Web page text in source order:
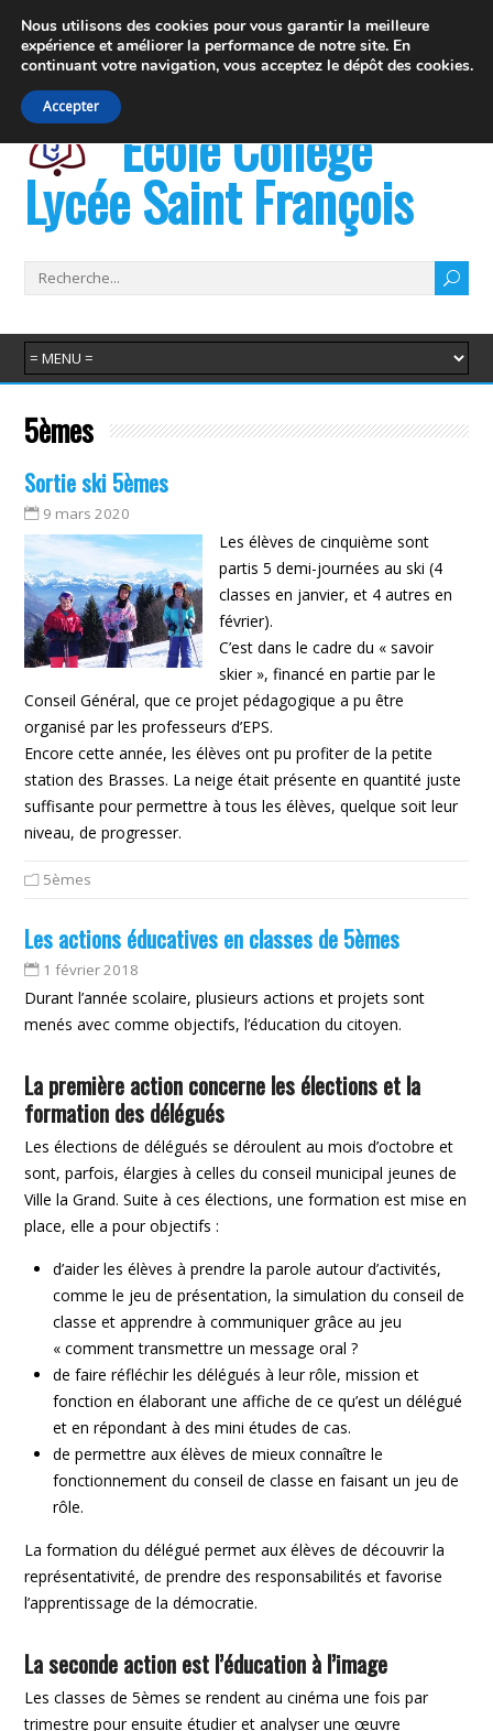
19 rue Fernand David 74100 Ville la Grand
info@juvenat.com
+33 4 50 37 76 01
École Collège
Lycée Saint François
5èmes
Sortie ski 5èmes
9 mars 2020
Les élèves de cinquième sont
partis 5 demi-journées au ski (4
classes en janvier, et 4 autres en
février).
C’est dans le cadre du « savoir
skier », financé en partie par le
Conseil Général, que ce projet pédagogique a pu être
organisé par les professeurs d’EPS.
Encore cette année, les élèves ont pu profiter de la petite
station des Brasses. La neige était présente en quantité juste
suffisante pour permettre à tous les élèves, quelque soit leur
niveau, de progresser.
5èmes
Les actions éducatives en classes de 5èmes
1 février 2018
Durant l’année scolaire, plusieurs actions et projets sont
menés avec comme objectifs, l’éducation du citoyen.
La première action concerne les élections et la
formation des délégués
Les élections de délégués se déroulent au mois d’octobre et
sont, parfois, élargies à celles du conseil municipal jeunes de
Ville la Grand. Suite à ces élections, une formation est mise en
place, elle a pour objectifs :
d’aider les élèves à prendre la parole autour d’activités,
comme le jeu de présentation, la simulation du conseil de
classe et apprendre à communiquer grâce au jeu
« comment transmettre un message oral ?
de faire réfléchir les délégués à leur rôle, mission et
fonction en élaborant une affiche de ce qu’est un délégué
et en répondant à des mini études de cas.
de permettre aux élèves de mieux connaître le
fonctionnement du conseil de classe en faisant un jeu de
rôle.
La formation du délégué permet aux élèves de découvrir la
représentativité, de prendre des responsabilités et favorise
l’apprentissage de la démocratie.
La seconde action est l’éducation à l’image
Les classes de 5èmes se rendent au cinéma une fois par
trimestre pour ensuite étudier et analyser une œuvre
Nous utilisons des cookies pour vous garantir la meilleure
expérience et améliorer la performance de notre site. En
continuant votre navigation, vous acceptez le dépôt des cookies.
Accepter